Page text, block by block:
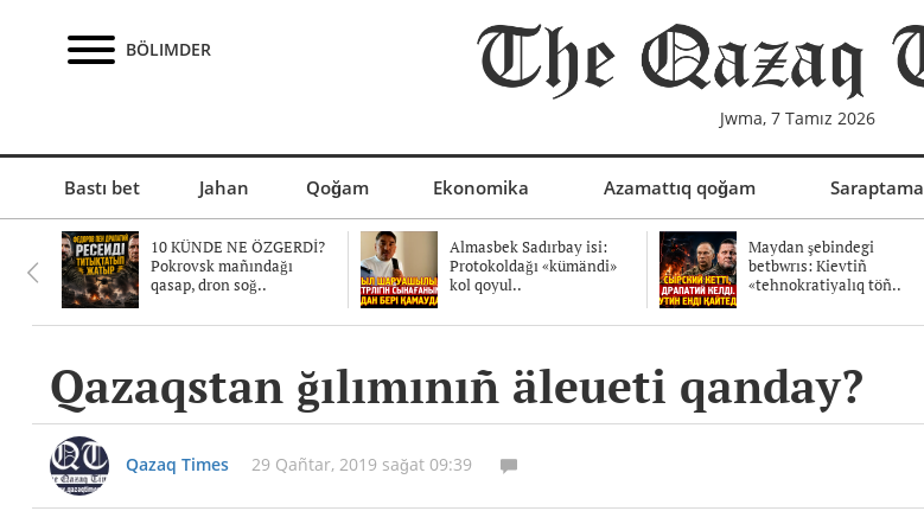
BÖLIMDER
Jwma, 7 Tamız 2026
Bastı bet Jahan Qoğam Ekonomika Azamattıq qoğam Saraptama
10 KÜNDE NE ÖZGERDİ?
Pokrovsk mañındağı
qasap, dron soğ..
Almasbek Sadırbay isi:
Protokoldağı «kümändi»
kol qoyul..
Maydan şebindegi
betbwrıs: Kievtiñ
«tehnokratiyalıq töñ..
Qazaqstan ğılımınıñ äleueti qanday?
Qazaq Times 29 Qañtar, 2019 sağat 09:39